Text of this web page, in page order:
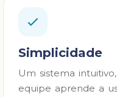
Simplicidade
Um sistema
equipe aprende a